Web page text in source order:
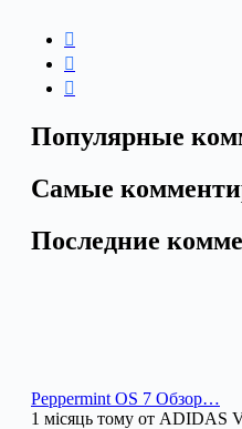
Популярные
Самые
Последние
Peppermint OS 7 Обзор…
1 місяць тому от